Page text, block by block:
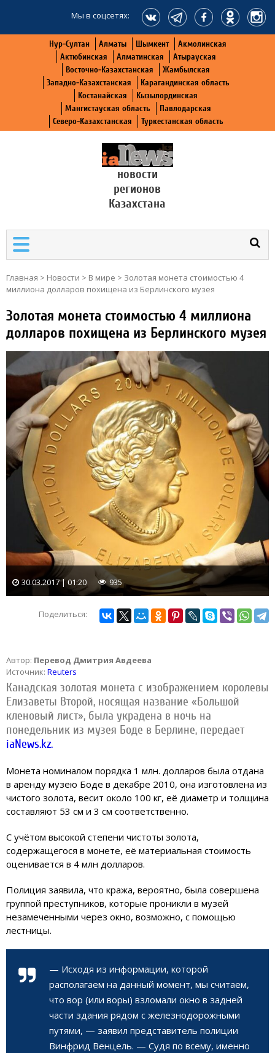
Мы в соцсетях:
Нур-Султан Алматы Шымкент
Акмолинская
Актюбинская
Алматинская
Атырауская
Восточно-Казахстанская
Жамбылская
Западно-Казахстанская
Карагандинская область
Костанайская
Кызылординская
Мангистауская область
Павлодарская
Северо-Казахстанская
Туркестанская область
новости
регионов
Казахстана
Главная > Новости > В мире > Золотая монета стоимостью 4
миллиона долларов похищена из Берлинского музея
Золотая монета стоимостью 4 миллиона
долларов похищена из Берлинского музея
30.03.2017 | 01:20 935
Поделиться:
Автор: Перевод Дмитрия Авдеева
Источник: Reuters
Канадская золотая монета с изображением королевы
Елизаветы Второй, носящая название «Большой
кленовый лист», была украдена в ночь на
понедельник из музея Боде в Берлине, передает
iaNews.kz.
Монета номиналом порядка 1 млн. долларов была отдана
в аренду музею Боде в декабре 2010, она изготовлена из
чистого золота, весит около 100 кг, её диаметр и толщина
составляют 53 см и 3 см соответственно.
С учётом высокой степени чистоты золота,
содержащегося в монете, её материальная стоимость
оценивается в 4 млн долларов.
Полиция заявила, что кража, вероятно, была совершена
группой преступников, которые проникли в музей
незамеченными через окно, возможно, с помощью
лестницы.
— Исходя из информации, которой
располагаем на данный момент, мы считаем,
что вор (или воры) взломали окно в задней
части здания рядом с железнодорожными
путями, — заявил представитель полиции
Винфрид Венцель. — Судя по всему, именно